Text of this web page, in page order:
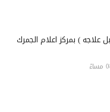
علاجه ) بمركز اعلام الجمرك